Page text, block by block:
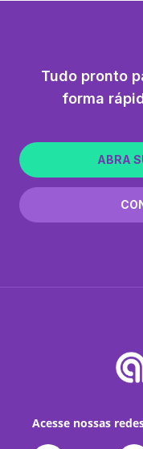
Tudo pronto
forma
ABRA
Acesse nossas